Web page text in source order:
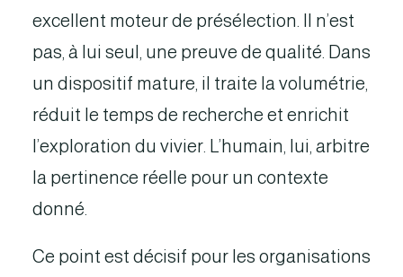
excellent moteur de présélection. Il n’est
pas, à lui seul, une preuve de qualité. Dans
un dispositif mature, il traite la volumétrie,
réduit le temps de recherche et enrichit
l’exploration du vivier. L’humain, lui, arbitre
la pertinence réelle pour un contexte
donné.
Ce point est décisif pour les organisations